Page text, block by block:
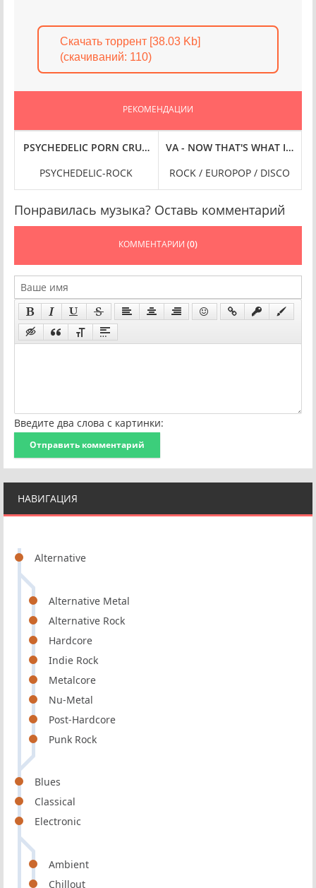
НАВИГАЦИЯ
Alternative
Alternative Metal
Alternative Rock
Hardcore
Indie Rock
Metalcore
Nu-Metal
Post-Hardcore
Punk Rock
Blues
Classical
Electronic
Ambient
Chillout
Скачать торрент [38.03 Kb]
(cкачиваний: 110)
РЕКОМЕНДАЦИИ
(1983/2023) FLAC
ПОЁТ ВАЛЕРИЙ ОБОДЗИНСКИЙ [24-BIT HI-RES] (1966-1974/
PSYCHEDELIC PORN CRUMPETS - FRONZOLI (2023) FLAC
PSYCHEDELIC-ROCK
VA - NOW THAT'S WHAT I
ROCK / EUROPOP / DISCO
Понравилась музыка? Оставь комментарий
КОММЕНТАРИИ (0)
Введите два слова с картинки:
Отправить комментарий